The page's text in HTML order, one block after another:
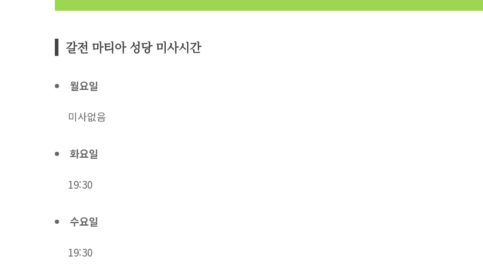
갈전 마티아 성당 미사시간
월요일
미사없음
화요일
19:30
수요일
19:30